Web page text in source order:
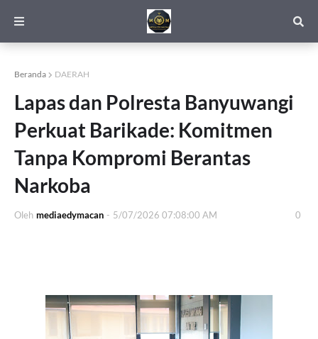
Beranda DAERAH
Lapas dan Polresta Banyuwangi
Perkuat Barikade: Komitmen
Tanpa Kompromi Berantas
Narkoba
Oleh mediaedymacan - 5/07/2026 07:08:00 AM 0